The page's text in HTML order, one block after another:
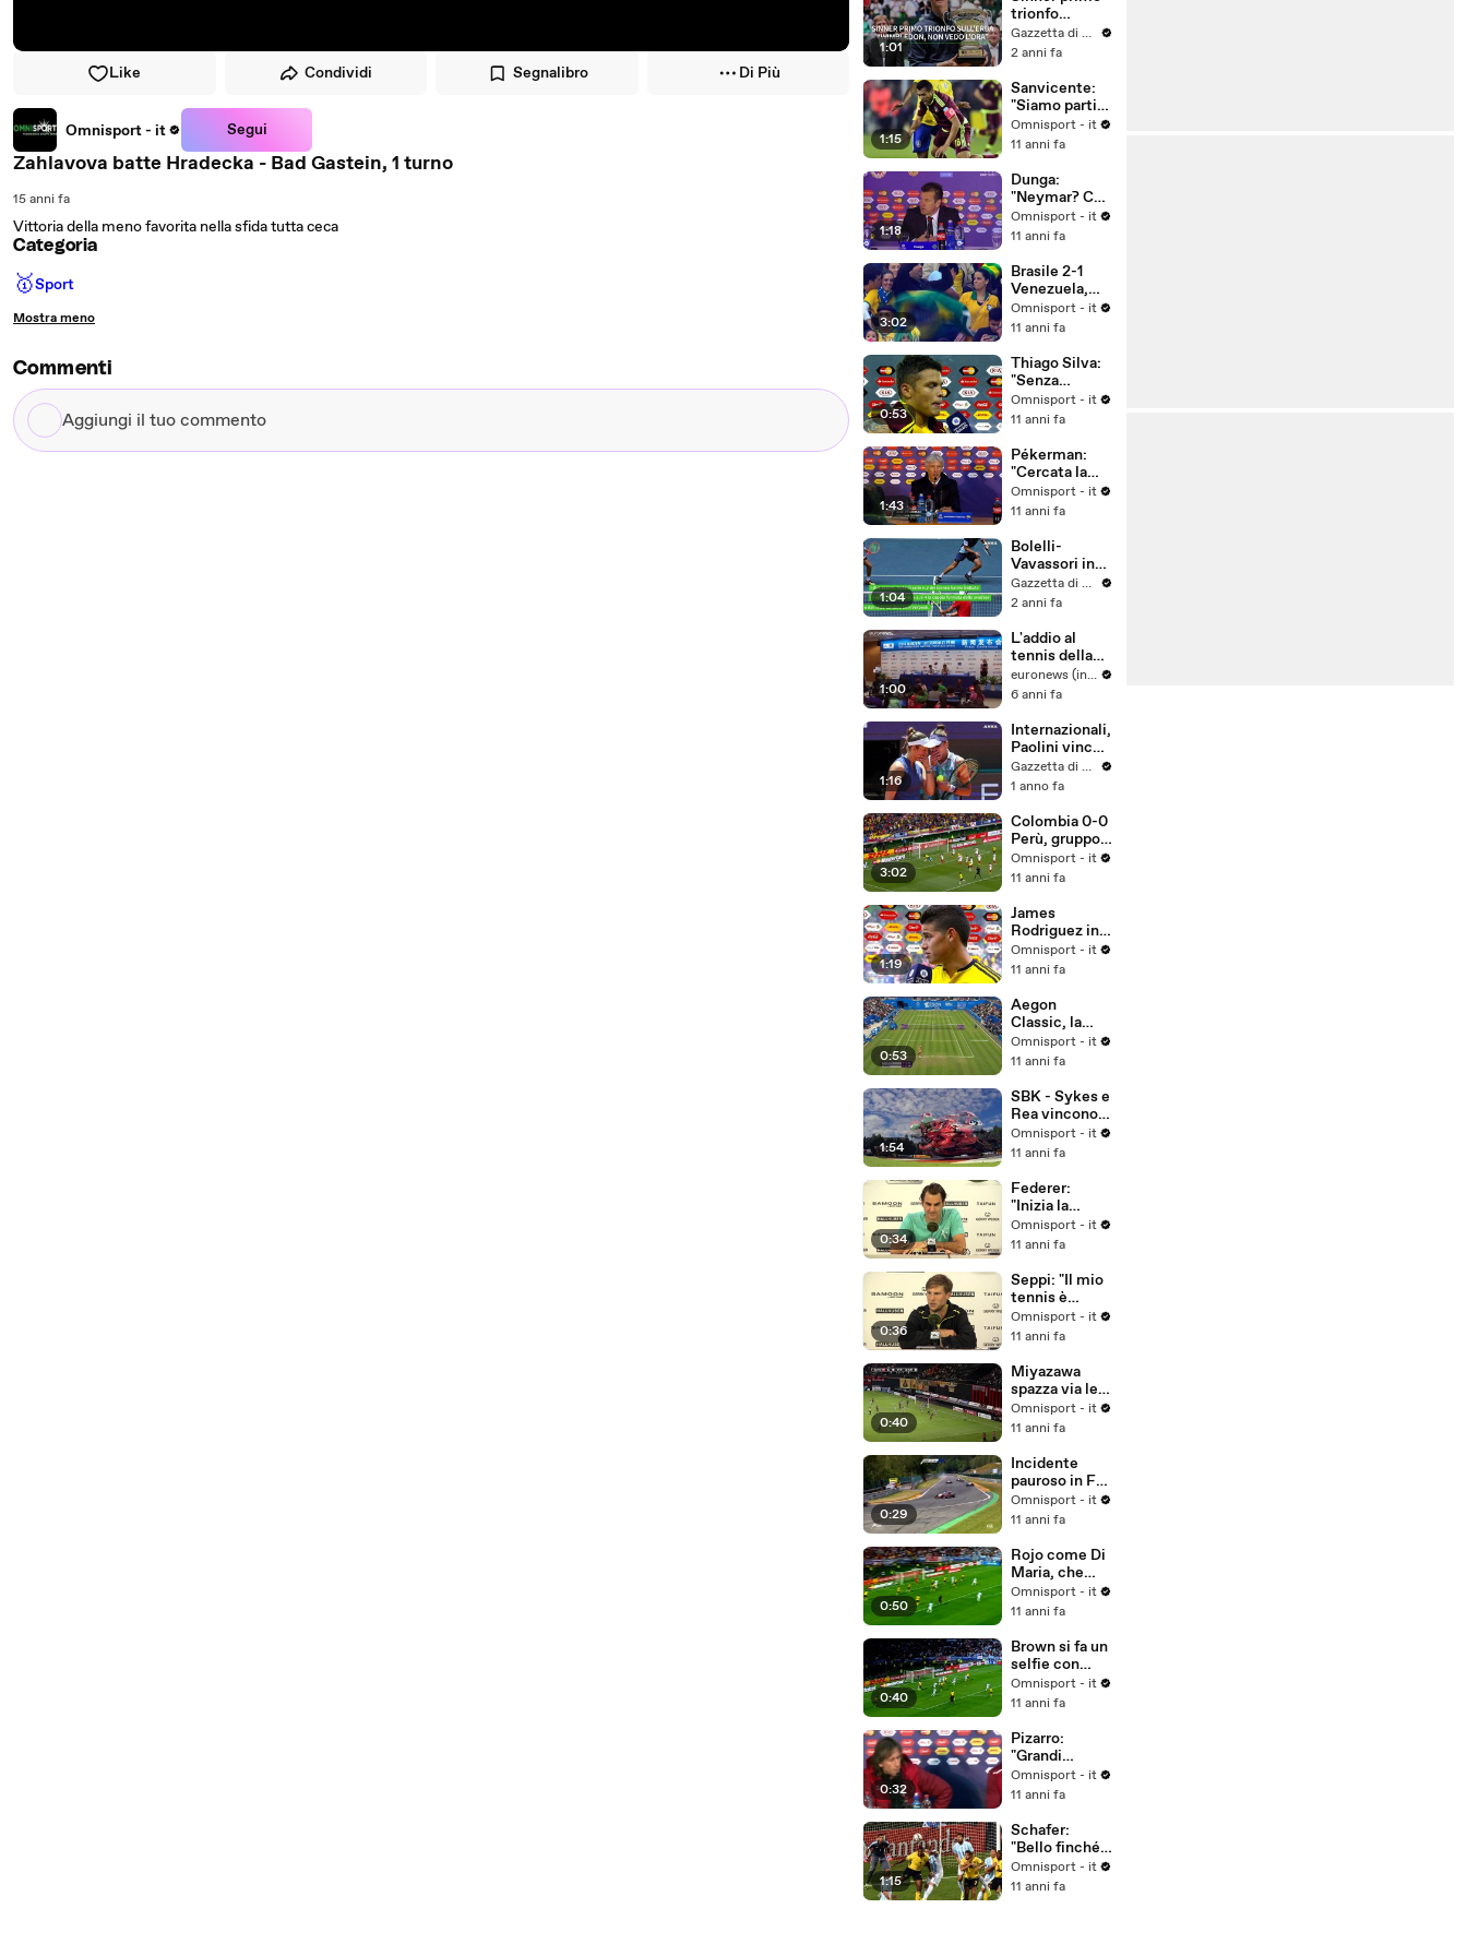
Like Condividi Segnalibro Di Più
Omnisport - it Segui
Zahlavova batte Hradecka - Bad Gastein, 1 turno
15 anni fa
Vittoria della meno favorita nella sfida tutta ceca
Categoria
🥇Sport
Mostra meno
Commenti
Aggiungi
il
King Cup
1:01
trionfo
sull'erba:
"Wimbledon,
Gazzetta di Parma
2 anni fa
1:15
Sanvicente:
"Siamo partiti
male"
Omnisport - it
11 anni fa
1:18
Dunga:
"Neymar? Ce
ne faremo una
ragione"
Omnisport - it
11 anni fa
3:02
Brasile 2-1
Venezuela,
gruppo C
Omnisport - it
11 anni fa
0:53
Thiago Silva:
"Senza
Neymar
decisivo il
Omnisport - it
11 anni fa
1:43
Pékerman:
"Cercata la
vittoria in
ogni modo"
Omnisport - it
11 anni fa
1:04
Bolelli-
Vavassori in
finale. Domani
la semifinale
Gazzetta di Parma
2 anni fa
1:00
L'addio al
tennis della
campionessa
e icona glam
Sharapova
euronews (in Italiano)
6 anni fa
1:16
Internazionali,
Paolini vince
anche Il
doppio con
Gazzetta di Parma
1 anno fa
3:02
Colombia 0-0
Perù, gruppo
C
Omnisport - it
11 anni fa
1:19
James
Rodriguez in
lacrime dopo
lo 0-0 con il
Omnisport - it
11 anni fa
0:53
Aegon
Classic, la
Kerber trionfa
sulla Pliskova
Omnisport - it
11 anni fa
1:54
SBK - Sykes e
Rea vincono a
Misano,
Biaggi due
Omnisport - it
11 anni fa
0:34
Federer:
"Inizia la
preparazione
per
Omnisport - it
11 anni fa
0:36
Seppi: "Il mio
tennis è
migliorato
negli anni"
Omnisport - it
11 anni fa
0:40
Miyazawa
spazza via le
ragnatele...
Omnisport - it
11 anni fa
0:29
Incidente
pauroso in F3,
illeso Gustavo
Menezes
Omnisport - it
11 anni fa
0:50
Rojo come Di
Maria, che
rabona!
Omnisport - it
11 anni fa
0:40
Brown si fa un
selfie con
Messi
Omnisport - it
11 anni fa
0:32
Pizarro:
"Grandi
obiettivi per il
Perù"
Omnisport - it
11 anni fa
1:15
Schafer:
"Bello finché è
durato..."
Omnisport - it
11 anni fa